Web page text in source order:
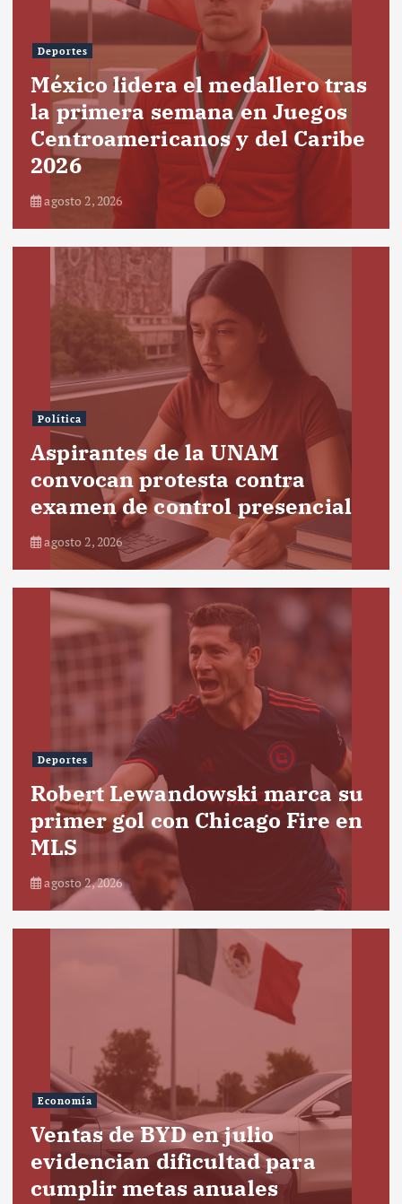
Deportes
México lidera el medallero tras
la primera semana en Juegos
Centroamericanos y del Caribe
2026
agosto 2, 2026
Política
Aspirantes de la UNAM
convocan protesta contra
examen de control presencial
agosto 2, 2026
Deportes
Robert Lewandowski marca su
primer gol con Chicago Fire en
MLS
agosto 2, 2026
Economía
Ventas de BYD en julio
evidencian dificultad para
cumplir metas anuales